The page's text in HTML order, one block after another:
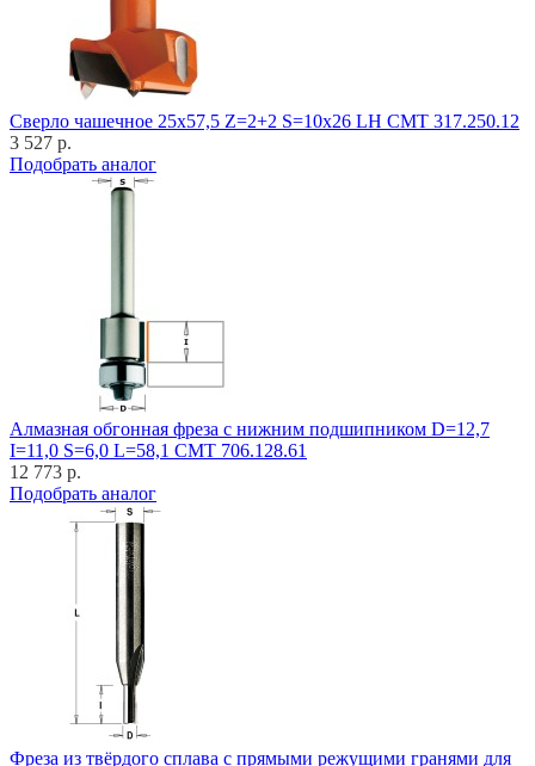
Cверло чашечное 25x57,5 Z=2+2 S=10x26 LH CMT 317.250.12
3 527 р.
Подобрать аналог
Алмазная обгонная фреза с нижним подшипником D=12,7
I=11,0 S=6,0 L=58,1 CMT 706.128.61
12 773 р.
Подобрать аналог
Фреза из твёрдого сплава с прямыми режущими гранями для